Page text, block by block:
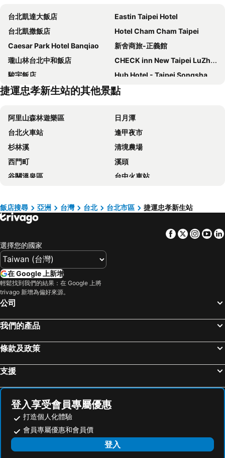
台北凱達大飯店
Eastin Taipei Hotel
台北凱撒飯店
Hotel Cham Cham Taipei
Caesar Park Hotel Banqiao
新舍商旅-正義館
瓏山林台北中和飯店
CHECK inn New Taipei LuZhou
駿宇飯店
Hub Hotel - Taipei Songshan Airport
The Grand Hotel
福容大飯店 - 台北二館
Xi Ke Hotel - Sanchong Branch
Miramar Garden Taipei
富裕自由商旅 - 忠孝館
柯達大飯店台北一店
FX Hotel Taipei Nanjing East Road Branch
福容大飯店淡水漁人碼頭
Hotel Fun - Linsen
Yidear Hotel
麗京棧酒店
CHIENTAN Youth Hotel
HiONE Holiday Hotel Taipei
Via Hotel Breeze
Forte Hotel Xizhi
首都大飯店 - 松山館
Formosa 101 Taipei Main Branch
台北西門窩
Just Palace
Walker Hotel - Sanchong
承億文旅淡水吹風
Morwing Hotel - Ocean
Life Hotel
宜家商旅
玩行旅台北分館
Sonnien Hotel
八方美學商旅
柯達大飯店台北長安
捷運忠孝新生站的其他景點
阿里山森林遊樂區
日月潭
台北火車站
逢甲夜市
杉林溪
清境農場
西門町
溪頭
谷關溫泉區
台中火車站
台中一中商圈
六福村主題遊樂園
武陵農場
基隆廟口夜市
台北小巨蛋
Taipei 101
南港站覽館
士林夜市
拉拉山
九族文化村
烏來溫泉
奧萬大森林遊樂區
月眉世界麗寶樂園
武嶺
桃園火車站
礁溪車站
捷運圓山站
桃園機場
羅東車站
飯店搜尋 亞洲 台灣 台北 台北市區 捷運忠孝新生站
Facebook
Twitter
選擇您的國家
在 Google 上新增
輕鬆找到我們的結果：在 Google 上將
trivago 新增為偏好來源。
公司
我們的產品
條款及政策
支援
登入享受會員專屬優惠
打造個人化體驗
會員專屬優惠和會員價
登入